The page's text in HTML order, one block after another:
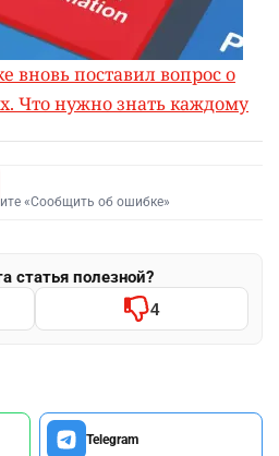
вновь поставил вопрос о
Что нужно знать каждому
«Сообщить об ошибке»
статья полезной?
4
Telegram